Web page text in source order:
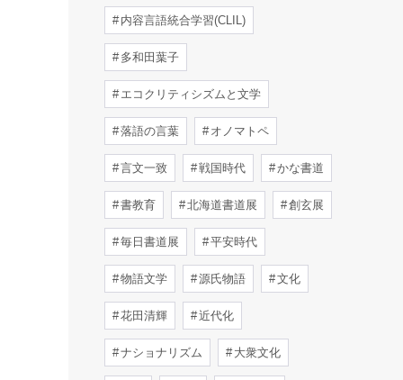
内容言語統合学習(CLIL)
多和田葉子
エコクリティシズムと文学
落語の言葉 オノマトペ
言文一致 戦国時代 かな書道
書教育 北海道書道展 創玄展
毎日書道展 平安時代
物語文学 源氏物語 文化
花田清輝 近代化
ナショナリズム 大衆文化